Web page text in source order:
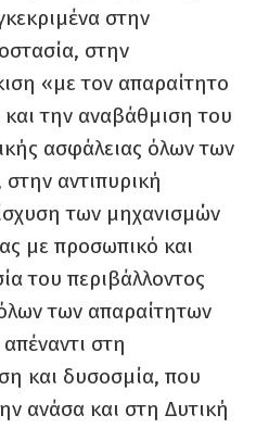
στην
στην
«με τον απαραίτητο
και την αναβάθμιση του
ασφάλειας όλων των
αντιπυρική
των μηχανισμών
με προσωπικό και
του περιβάλλοντος
των απαραίτητων
στη
και δυσοσμία, που
ανάσα και στη Δυτική